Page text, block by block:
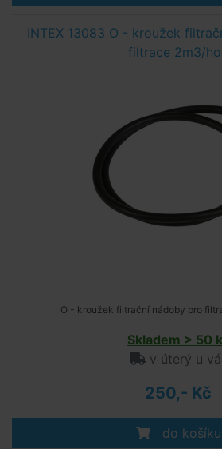
INTEX 13083 O - kroužek
filtrace 2m3/
O - kroužek filtrační nádoby pro
Skladem > 50
v úterý u
250,- Kč
do košíku